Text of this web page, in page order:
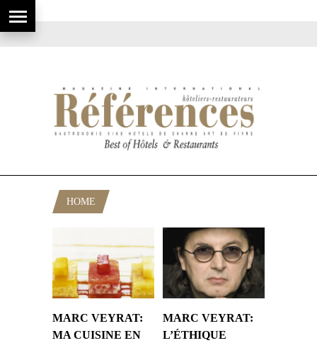
HOME
MARC VEYRAT:
MA CUISINE EN
MARC VEYRAT:
L’ÉTHIQUE